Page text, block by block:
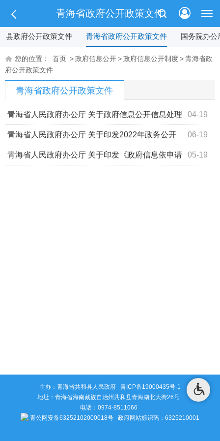
青海省政府公开政策文件
县政府公开政策文件 青海省政府公开政策文件 国务院办
您的位置： 首页 >政府信息公开>政府信息公开制度>青海省政
府公开政策文件
青海省政府公开政策文件
04-19
青海省人民政府办公厅 关于政府信息公开信息处理
费收缴有关事项的通知 06-19
青海省人民政府办公厅 关于印发2022年政务公开
工作台账的通知 青政办〔2022〕32号 05-19
青海省人民政府办公厅 关于印发《政府信息依申请
主办：青海省共和县人民政府 青ICP备19000435号-1
地址：青海省海南藏族自治州共和县青海湖北大街26号
电话：0974-8511066
青公网安备63252102000018号 政府网站标识码：6325210001